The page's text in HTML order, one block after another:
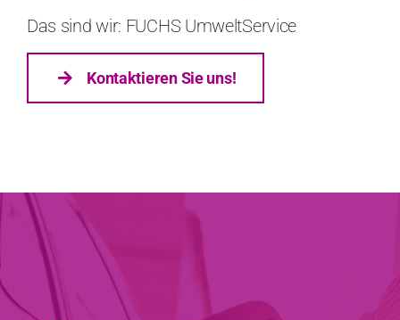
Das sind wir: FUCHS UmweltService
Kon­tak­tieren Sie uns!